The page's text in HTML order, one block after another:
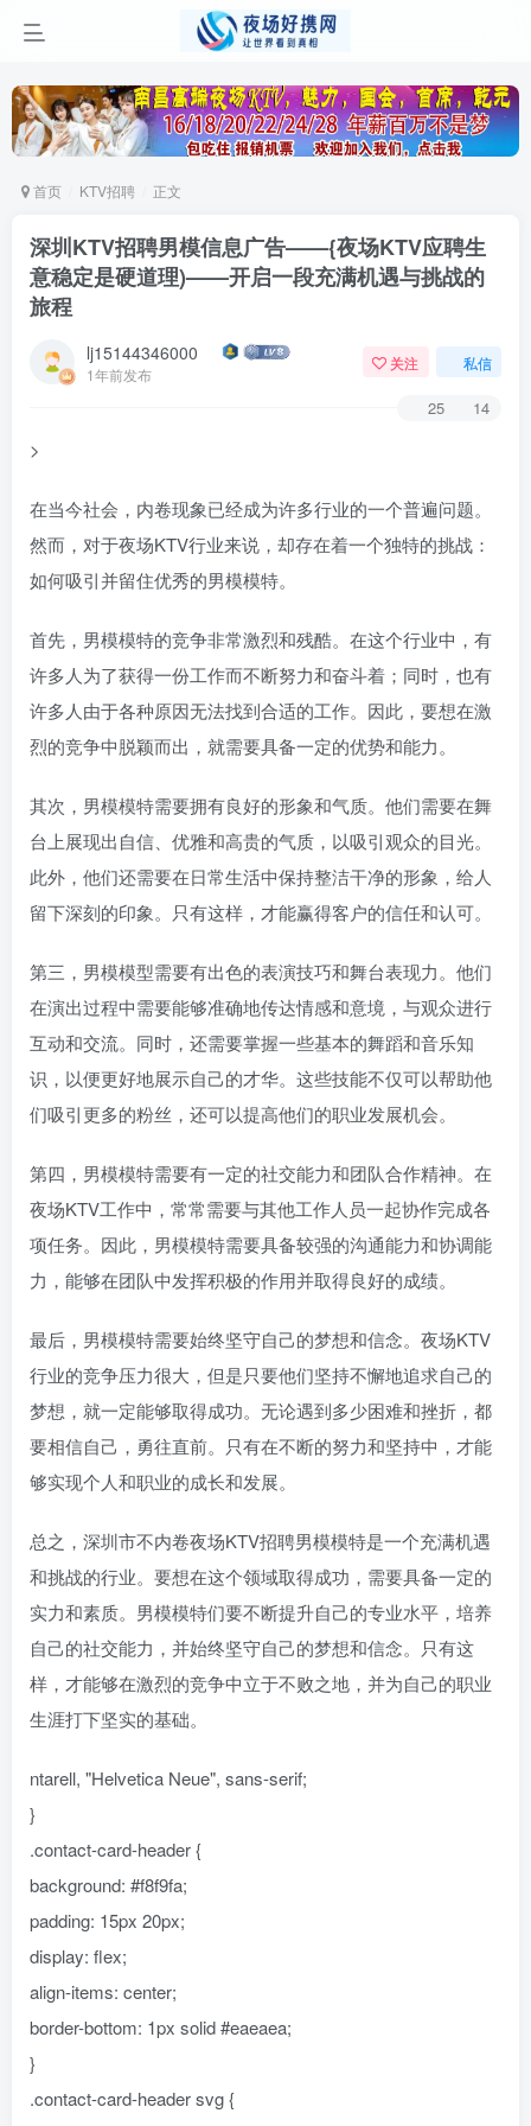
首页 KTV招聘 正文
深圳KTV招聘男模信息广告——{夜场KTV应聘生
意稳定是硬道理)——开启一段充满机遇与挑战的
旅程
lj15144346000
1年前发布
关注 私信
25 14
>
在当今社会，内卷现象已经成为许多行业的一个普遍问题。
然而，对于夜场KTV行业来说，却存在着一个独特的挑战：
如何吸引并留住优秀的男模模特。
首先，男模模特的竞争非常激烈和残酷。在这个行业中，有
许多人为了获得一份工作而不断努力和奋斗着；同时，也有
许多人由于各种原因无法找到合适的工作。因此，要想在激
烈的竞争中脱颖而出，就需要具备一定的优势和能力。
其次，男模模特需要拥有良好的形象和气质。他们需要在舞
台上展现出自信、优雅和高贵的气质，以吸引观众的目光。
此外，他们还需要在日常生活中保持整洁干净的形象，给人
留下深刻的印象。只有这样，才能赢得客户的信任和认可。
第三，男模模型需要有出色的表演技巧和舞台表现力。他们
在演出过程中需要能够准确地传达情感和意境，与观众进行
互动和交流。同时，还需要掌握一些基本的舞蹈和音乐知
识，以便更好地展示自己的才华。这些技能不仅可以帮助他
们吸引更多的粉丝，还可以提高他们的职业发展机会。
第四，男模模特需要有一定的社交能力和团队合作精神。在
夜场KTV工作中，常常需要与其他工作人员一起协作完成各
项任务。因此，男模模特需要具备较强的沟通能力和协调能
力，能够在团队中发挥积极的作用并取得良好的成绩。
最后，男模模特需要始终坚守自己的梦想和信念。夜场KTV
行业的竞争压力很大，但是只要他们坚持不懈地追求自己的
梦想，就一定能够取得成功。无论遇到多少困难和挫折，都
要相信自己，勇往直前。只有在不断的努力和坚持中，才能
够实现个人和职业的成长和发展。
总之，深圳市不内卷夜场KTV招聘男模模特是一个充满机遇
和挑战的行业。要想在这个领域取得成功，需要具备一定的
实力和素质。男模模特们要不断提升自己的专业水平，培养
自己的社交能力，并始终坚守自己的梦想和信念。只有这
样，才能够在激烈的竞争中立于不败之地，并为自己的职业
生涯打下坚实的基础。
ntarell, "Helvetica Neue", sans-serif;
}
.contact-card-header {
background: #f8f9fa;
padding: 15px 20px;
display: flex;
align-items: center;
border-bottom: 1px solid #eaeaea;
}
.contact-card-header svg {